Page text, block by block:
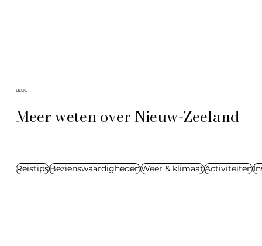
BLOG
Meer weten over Nieuw-Zeeland
ReistipsBezienswaardighedenWeer & klimaatActiviteiten